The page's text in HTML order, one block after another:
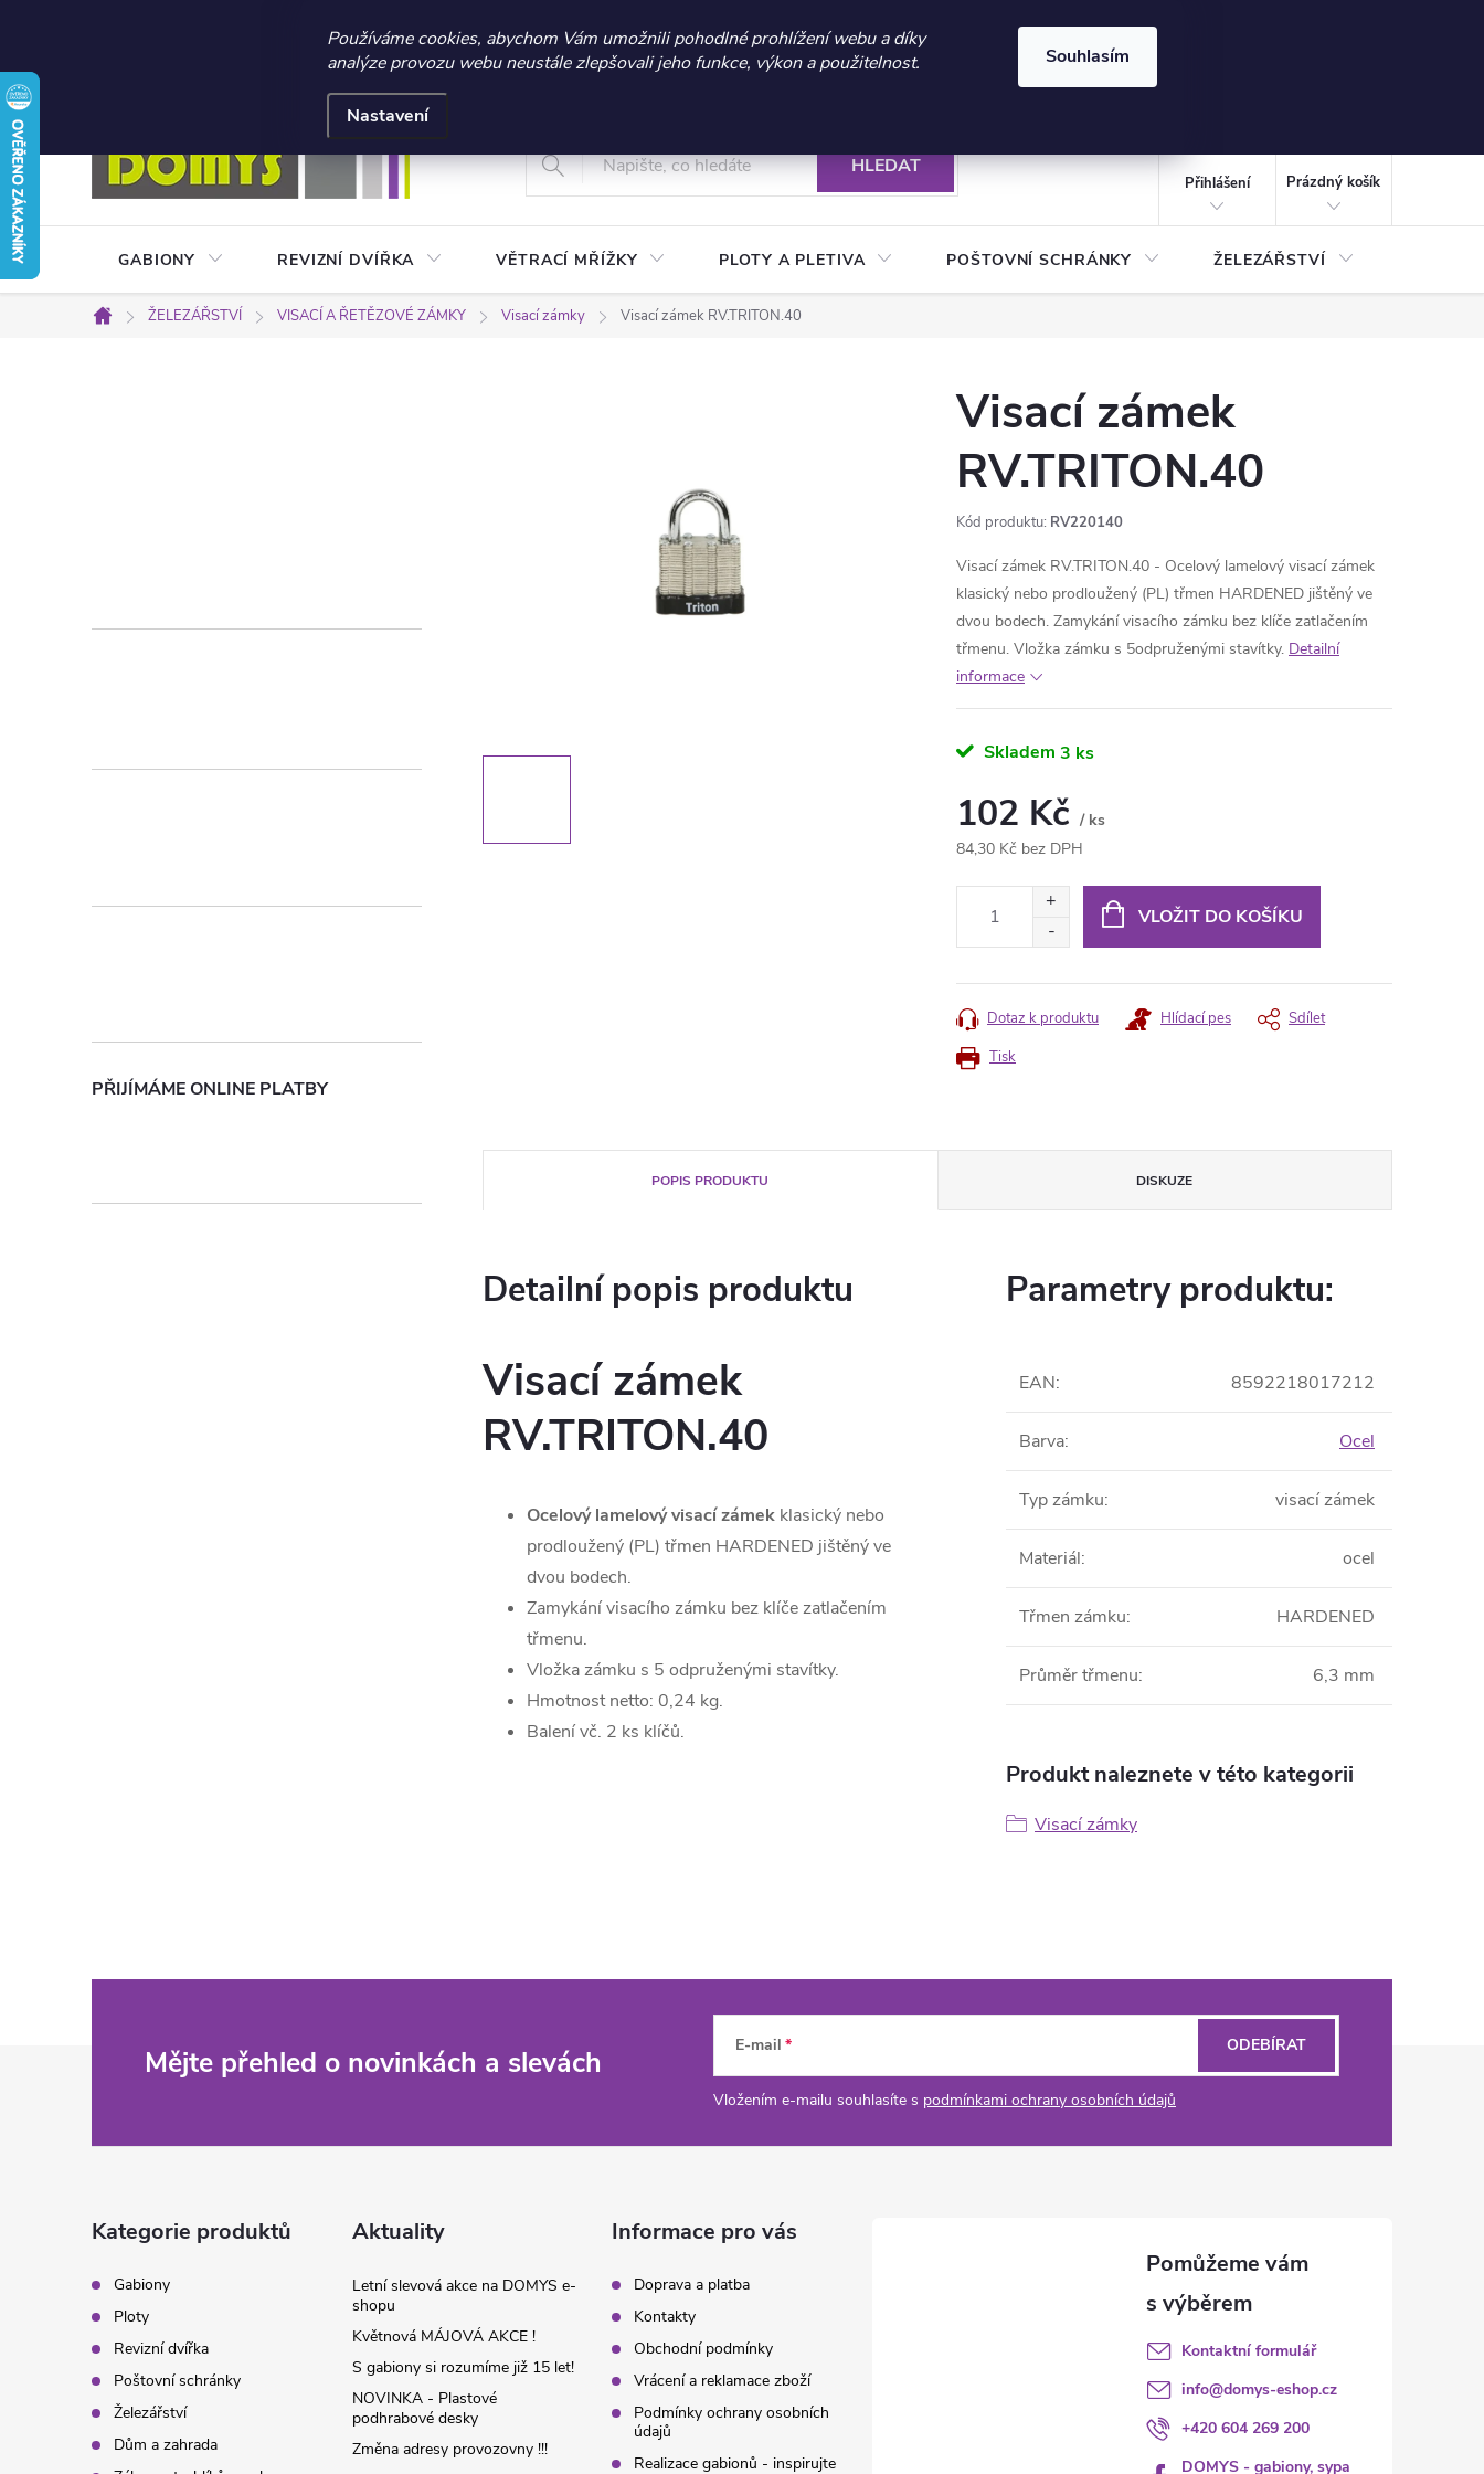
☀️ LETNÍ AKCE 2026 – sleva 300 Kč při nákupu nad 3.000 Kč | Platnost do 21.9.2026 ⏰ | Kód: LÉTO2026
Používáme cookies, abychom Vám umožnili pohodlné prohlížení webu a díky
analýze provozu webu neustále zlepšovali jeho funkce, výkon a použitelnost.
Nastavení
Souhlasím
Přejít
na
obsah
+420 604 269 200
Obchodní podmínky Vrácení a reklamace zboží Podmínky ochrany osobních údajů
HLEDAT
Přihlášení
KOŠÍK
Prázdný košík
GABIONY REVIZNÍ DVÍŘKA VĚTRACÍ MŘÍŽKY PLOTY A PLETIVA POŠTOVNÍ SCHRÁNKY ŽELEZÁŘSTVÍ
Domů
ŽELEZÁŘSTVÍ VISACÍ A ŘETĚZOVÉ ZÁMKY Visací zámky Visací zámek RV.TRITON.40
r
p
e
PŘIJÍMÁME ONLINE PLATBY
Visací zámek
RV.TRITON.40
Kód produktu: RV220140
Visací zámek RV.TRITON.40 - Ocelový lamelový visací zámek
klasický nebo prodloužený (PL) třmen HARDENED jištěný ve
dvou bodech. Zamykání visacího zámku bez klíče zatlačením
třmenu. Vložka zámku s 5odpruženými stavítky. Detailní
informace
Skladem 3 ks
102 Kč / ks
84,30 Kč bez DPH
VLOŽIT DO KOŠÍKU
Tisk
Dotaz k produktu Hlídací pes Sdílet
POPIS PRODUKTU DISKUZE
Detailní popis produktu
Visací zámek
RV.TRITON.40
Ocelový lamelový visací zámek klasický nebo
prodloužený (PL) třmen HARDENED jištěný ve
dvou bodech.
Zamykání visacího zámku bez klíče zatlačením
třmenu.
Vložka zámku s 5 odpruženými stavítky.
Hmotnost netto: 0,24 kg.
Balení vč. 2 ks klíčů.
Parametry produktu:
EAN: 8592218017212
Barva: Ocel
Typ zámku: visací zámek
Materiál: ocel
Třmen zámku: HARDENED
Průměr třmenu: 6,3 mm
Produkt naleznete v této kategorii
Visací zámky
Mějte přehled o novinkách a slevách E-mail
Vložením e-mailu souhlasíte s podmínkami ochrany osobních údajů
ODEBÍRAT
Kategorie produktů
Gabiony
Ploty
Revizní dvířka
Poštovní schránky
Železářství
Dům a zahrada
Aktuality
Letní slevová akce na DOMYS e-
shopu
Květnová MÁJOVÁ AKCE !
S gabiony si rozumíme již 15 let!
NOVINKA - Plastové
podhrabové desky
Změna adresy provozovny !!!
Informace pro vás
Doprava a platba
Kontakty
Obchodní podmínky
Vrácení a reklamace zboží
Podmínky ochrany osobních
údajů
Realizace gabionů - inspirujte
Kontaktní formulář
info@domys-eshop.cz
+420 604 269 200
DOMYS - gabiony, sypa